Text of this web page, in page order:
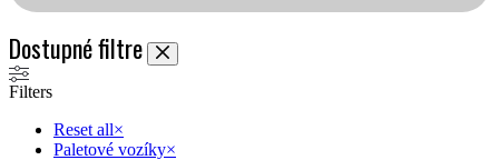
Dostupné filtre
Filters
Reset all×
Paletové vozíky×